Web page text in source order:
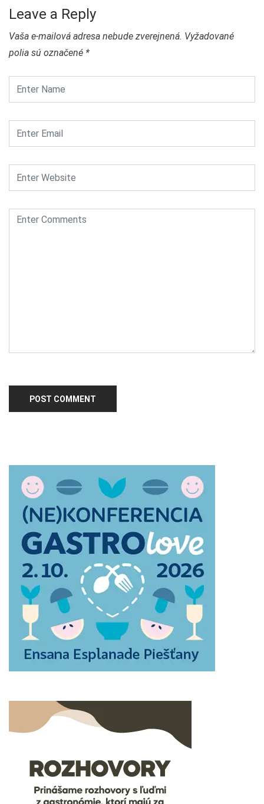
Leave a Reply
Vaša e-mailová adresa nebude zverejnená. Vyžadované
polia sú označené *